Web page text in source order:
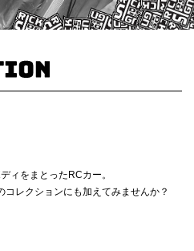
ィをまとったRCカー。
レクションにも加えてみませんか？